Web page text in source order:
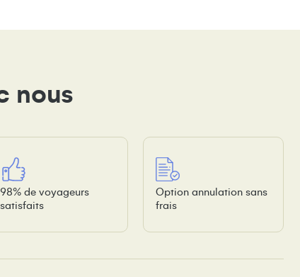
nous
98% de voyageurs
satisfaits
Option annulation sans
frais